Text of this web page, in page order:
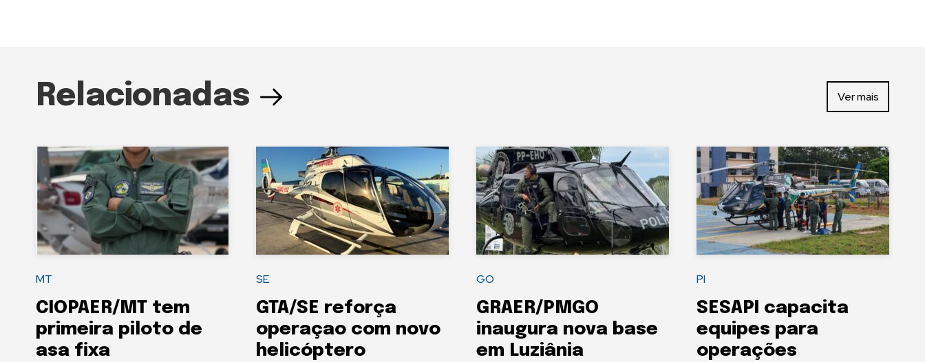
Relacionadas Ver mais
MT
CIOPAER/MT tem
primeira piloto de
asa fixa
SE
GTA/SE reforça
operaçao com novo
helicóptero
GO
GRAER/PMGO
inaugura nova base
em Luziânia
PI
SESAPI capacita
equipes para
operações